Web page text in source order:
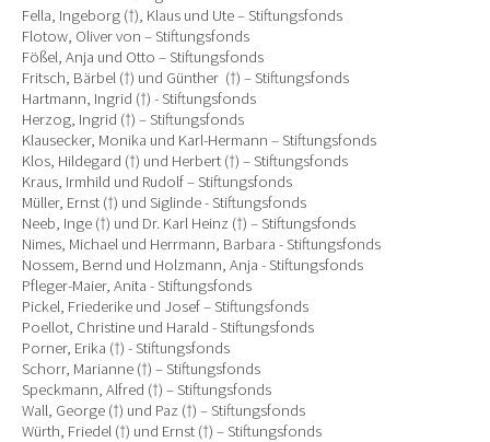
Fella, Ingeborg (†), Klaus und Ute – Stiftungsfonds
Flotow, Oliver von – Stiftungsfonds
Fößel, Anja und Otto – Stiftungsfonds
Fritsch, Bärbel (†) und Günther (†) – Stiftungsfonds
Hartmann, Ingrid (†) - Stiftungsfonds
Herzog, Ingrid (†) – Stiftungsfonds
Klausecker, Monika und Karl-Hermann – Stiftungsfonds
Klos, Hildegard (†) und Herbert (†) – Stiftungsfonds
Kraus, Irmhild und Rudolf – Stiftungsfonds
Müller, Ernst (†) und Siglinde - Stiftungsfonds
Neeb, Inge (†) und Dr. Karl Heinz (†) – Stiftungsfonds
Nimes, Michael und Herrmann, Barbara - Stiftungsfonds
Nossem, Bernd und Holzmann, Anja - Stiftungsfonds
Pfleger-Maier, Anita - Stiftungsfonds
Pickel, Friederike und Josef – Stiftungsfonds
Poellot, Christine und Harald - Stiftungsfonds
Porner, Erika (†) - Stiftungsfonds
Schorr, Marianne (†) – Stiftungsfonds
Speckmann, Alfred (†) – Stiftungsfonds
Wall, George (†) und Paz (†) – Stiftungsfonds
Würth, Friedel (†) und Ernst (†) – Stiftungsfonds